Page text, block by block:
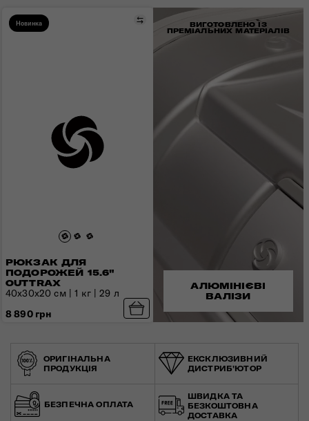
Новинка
РЮКЗАК ДЛЯ
ПОДОРОЖЕЙ 15.6"
OUTTRAX
Порівняти
40x30x20 см | 1 кг | 29 л
8 890 грн
ВИГОТОВЛЕНО ІЗ
ПРЕМІАЛЬНИХ МАТЕРІАЛІВ
АЛЮМІНІЄВІ
ВАЛІЗИ
ОРИГІНАЛЬНА
ПРОДУКЦІЯ
ЕКСКЛЮЗИВНИЙ
ДИСТРИБ'ЮТОР
БЕЗПЕЧНА ОПЛАТА
ШВИДКА ТА
БЕЗКОШТОВНА
ДОСТАВКА